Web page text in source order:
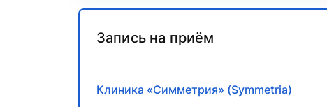
Запись на приём
Клиника «Симметрия» (Symmetria)